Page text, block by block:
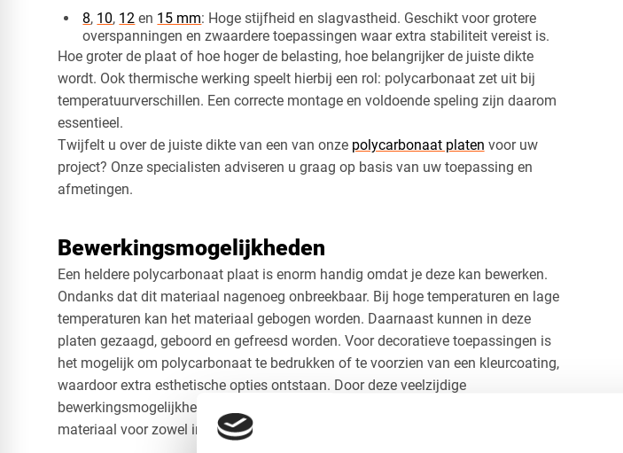
8, 10, 12 en 15 mm: Hoge stijfheid en slagvastheid. Geschikt voor grotere
overspanningen en zwaardere toepassingen waar extra stabiliteit vereist is.
Hoe groter de plaat of hoe hoger de belasting, hoe belangrijker de juiste dikte
wordt. Ook thermische werking speelt hierbij een rol: polycarbonaat zet uit bij
temperatuurverschillen. Een correcte montage en voldoende speling zijn daarom
essentieel.
Twijfelt u over de juiste dikte van een van onze polycarbonaat platen voor uw
project? Onze specialisten adviseren u graag op basis van uw toepassing en
afmetingen.
Bewerkingsmogelijkheden
Een heldere polycarbonaat plaat is enorm handig omdat je deze kan bewerken.
Ondanks dat dit materiaal nagenoeg onbreekbaar. Bij hoge temperaturen en lage
temperaturen kan het materiaal gebogen worden. Daarnaast kunnen in deze
platen gezaagd, geboord en gefreesd worden. Voor decoratieve toepassingen is
het mogelijk om polycarbonaat te bedrukken of te voorzien van een kleurcoating,
waardoor extra esthetische opties ontstaan. Door deze veelzijdige
bewerkingsmogelijkheden is polycarbonaat een uiterst praktisch en functioneel
materiaal voor zowel industriële als creatieve projecten.